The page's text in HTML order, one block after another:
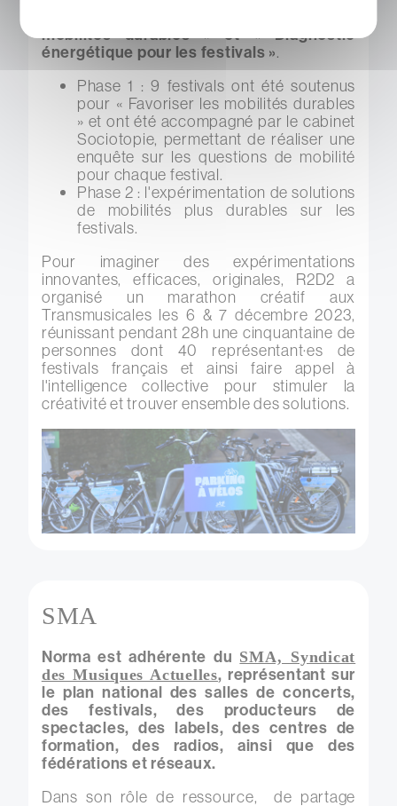
mobilités durables » et « Diagnostic
énergétique pour les festivals ».
Phase 1 : 9 festivals ont été soutenus
pour « Favoriser les mobilités durables
» et ont été accompagné par le cabinet
Sociotopie, permettant de réaliser une
enquête sur les questions de mobilité
pour chaque festival.
Phase 2 : l'expérimentation de solutions
de mobilités plus durables sur les
festivals.
Pour imaginer des expérimentations
innovantes, efficaces, originales, R2D2 a
organisé un marathon créatif aux
Transmusicales les 6 & 7 décembre 2023,
réunissant pendant 28h une cinquantaine de
personnes dont 40 représentant·es de
festivals français et ainsi faire appel à
l'intelligence collective pour stimuler la
créativité et trouver ensemble des solutions.
SMA
Norma est adhérente du SMA, Syndicat
des Musiques Actuelles, représentant sur
le plan national des salles de concerts,
des festivals, des producteurs de
spectacles, des labels, des centres de
formation, des radios, ainsi que des
fédérations et réseaux.
Dans son rôle de ressource, de partage